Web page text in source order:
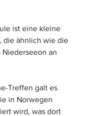
ist eine kleine
die ähnlich wie die
Niederseeon an
Treffen galt es
in Norwegen
wird, was dort